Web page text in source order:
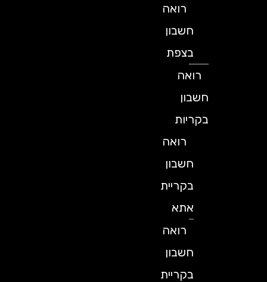
רואה
חשבון
בצפת
רואה
חשבון
בקריות
רואה
חשבון
בקריית
אתא
רואה
חשבון
בקריית